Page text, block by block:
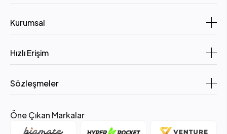
Kurumsal
Hızlı Erişim
Sözleşmeler
Öne Çıkan Markalar